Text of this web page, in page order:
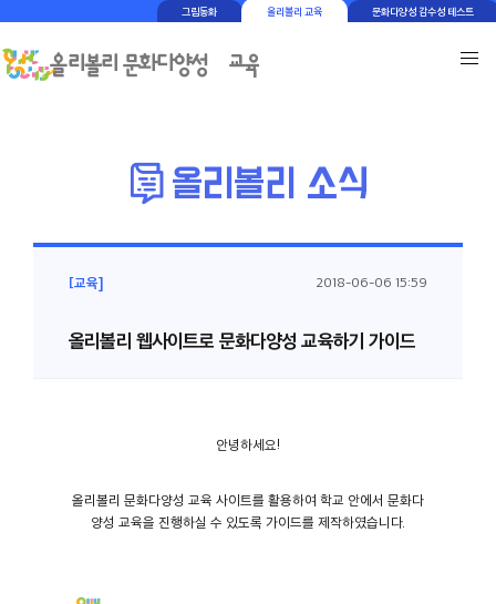
그림동화 올리볼리 교육 문화다양성 감수성 테스트
[교육] 2018-06-06 15:59
올리볼리 웹사이트로 문화다양성 교육하기 가이드
안녕하세요!
올리볼리 문화다양성 교육 사이트를 활용하여 학교 안에서 문화다
양성 교육을 진행하실 수 있도록 가이드를 제작하였습니다.